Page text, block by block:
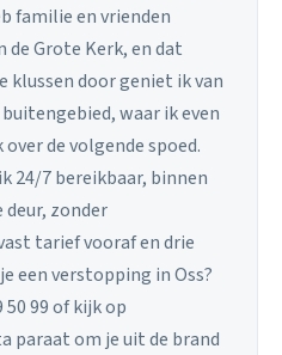
familie en vrienden
de Grote Kerk, en dat
klussen door geniet ik van
waar ik even
de volgende spoed.
24/7 bereikbaar, binnen
zonder
tarief vooraf en drie
een verstopping in Oss?
50 99 of kijk op
paraat om je uit de brand